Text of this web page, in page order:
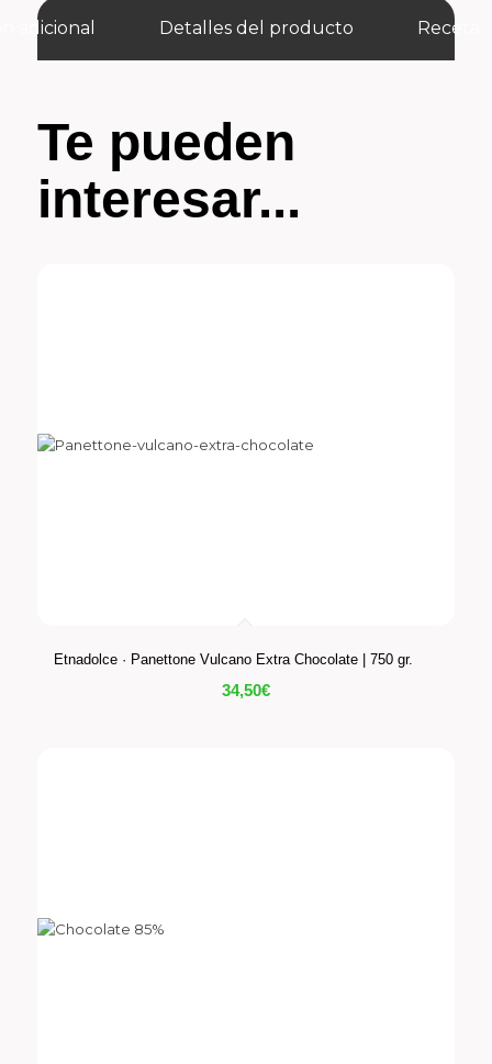
adicional Detalles del producto Receta
Te pueden
interesar...
Etnadolce · Panettone Vulcano Extra Chocolate | 750 gr.
34,50€